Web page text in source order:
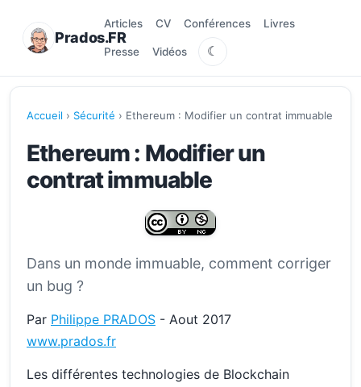
Prados.FR
Articles CV Conférences Livres
Presse Vidéos ☾
Accueil › Sécurité › Ethereum : Modifier un contrat immuable
Ethereum : Modifier un
contrat immuable
Dans un monde immuable, comment corriger
un bug ?
Par Philippe PRADOS - Aout 2017
www.prados.fr
Les différentes technologies de Blockchain